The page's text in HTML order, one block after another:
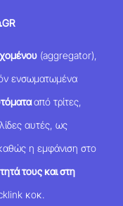
(aggregator),
ενσωματωμένα
από τρίτες,
αυτές, ως
καθώς η εμφάνιση στο
τους και στη
κοκ.